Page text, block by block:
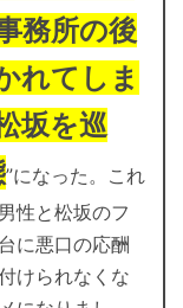
務所の後
れてしま
坂を巡
”になった。これ
性と松坂のフ
に悪口の応酬
けられなくな